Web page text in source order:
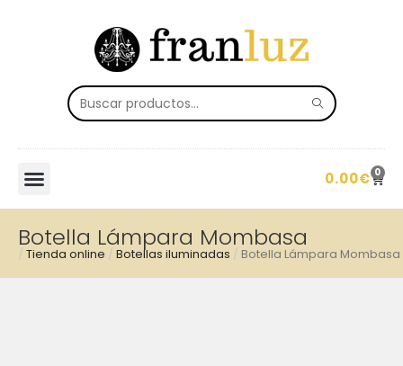
0.00€ 0
Botella Lámpara Mombasa
/ Tienda online / Botellas iluminadas / Botella Lámpara Mombasa